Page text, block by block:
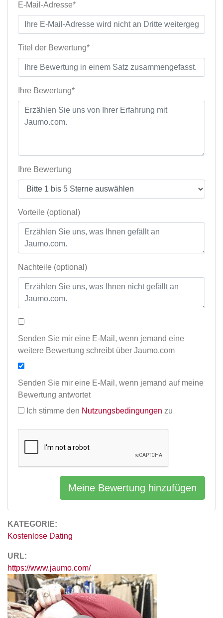
KATEGORIE:
Kostenlose Dating
URL:
https://www.jaumo.com/
E-Mail-Adresse*
Titel der Bewertung*
Ihre Bewertung*
Ihre Bewertung
Vorteile (optional)
Nachteile (optional)
Senden Sie mir eine E-Mail, wenn jemand eine
weitere Bewertung schreibt über Jaumo.com
Senden Sie mir eine E-Mail, wenn jemand auf meine
Bewertung antwortet
Ich stimme den Nutzungsbedingungen zu
Meine Bewertung hinzufügen